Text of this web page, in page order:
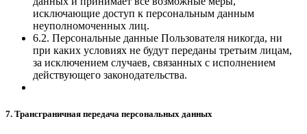
исключающие доступ к персональным данным
неуполномоченных лиц.
6.2. Персональные данные Пользователя никогда, ни
при каких условиях не будут переданы третьим лицам,
за исключением случаев, связанных с исполнением
действующего законодательства.
7. Трансграничная передача персональных данных